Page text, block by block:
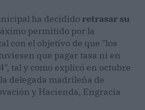
ha decidido retrasar su
permitido por la
con el objetivo de que "los
que pagar tasa ni en
tal y como explicó en octubre
delegada madrileña de
y Hacienda, Engracia